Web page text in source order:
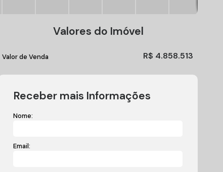
Valores do Imóvel
R$ 4.858.513
Valor de Venda
Receber mais Informações
Nome:
Email: